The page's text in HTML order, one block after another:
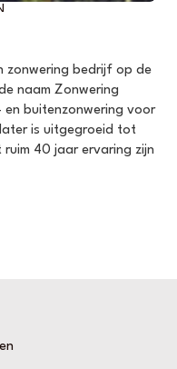
zonwering bedrijf op de
naam Zonwering
en buitenzonwering voor
is uitgegroeid tot
40 jaar ervaring zijn